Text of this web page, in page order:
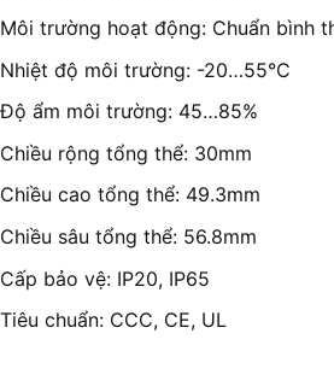
Môi trường hoạt động: Chuẩn bình
Nhiệt độ môi trường: -20…55°C
Độ ẩm môi trường: 45…85%
Chiều rộng tổng thể: 30mm
Chiều cao tổng thể: 49.3mm
Chiều sâu tổng thể: 56.8mm
Cấp bảo vệ: IP20, IP65
Tiêu chuẩn: CCC, CE, UL